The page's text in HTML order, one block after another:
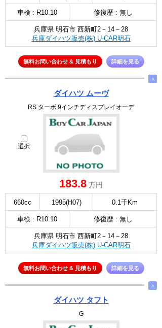
車検 : R10.10 修復歴 : 無し
兵庫県 明石市 西新町2－14－28
兵庫ダイハツ販売(株) U-CAR明石
無料お問い合わせ & 見積もり 詳細を見る
∧
ダイハツ ムーヴ
RS ターボ 9インチディスプレイオーデ
選択
183.8 万円
660cc 1995(H07) 0.1千Km
車検 : R10.10 修復歴 : 無し
兵庫県 明石市 西新町2－14－28
兵庫ダイハツ販売(株) U-CAR明石
無料お問い合わせ & 見積もり 詳細を見る
∧
ダイハツ タフト
G